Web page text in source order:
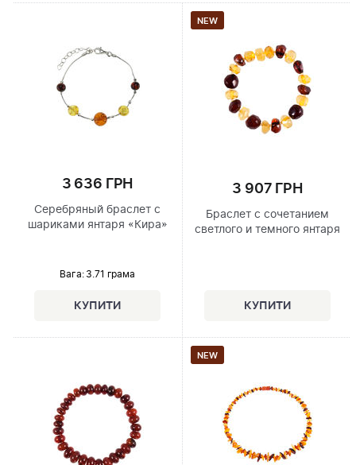
3 636 ГРН
Серебряный браслет с
шариками янтаря «Кира»
Вага: 3.71 грама
NEW
3 907 ГРН
Браслет с сочетанием
светлого и темного янтаря
NEW